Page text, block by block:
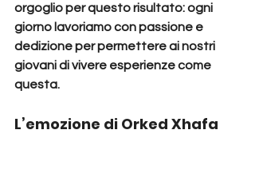
orgoglio per questo risultato: ogni
giorno lavoriamo con passione e
dedizione per permettere ai nostri
giovani di vivere esperienze come
questa.
L’emozione di Orked Xhafa